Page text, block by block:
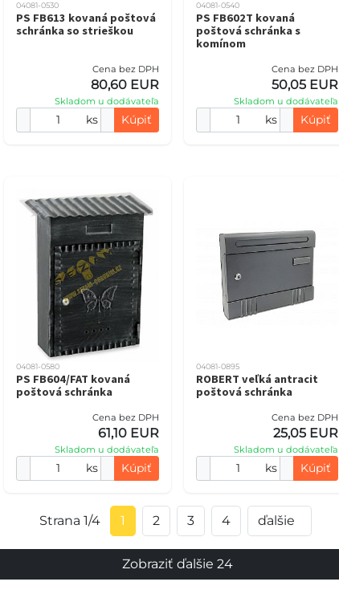
04081-0530
PS FB613 kovaná poštová
schránka so strieškou
Cena bez DPH
80,60 EUR
Skladom u dodávateľa
ks Kúpiť
04081-0540
PS FB602T kovaná
poštová schránka s
komínom
Cena bez DPH
50,05 EUR
Skladom u dodávateľa
ks Kúpiť
04081-0580
PS FB604/FAT kovaná
poštová schránka
Cena bez DPH
61,10 EUR
Skladom u dodávateľa
ks Kúpiť
04081-0895
ROBERT veľká antracit
poštová schránka
Cena bez DPH
25,05 EUR
Skladom u dodávateľa
ks Kúpiť
Strana 1/4 1 2 3 4 ďalšie
Zobraziť ďalšie 24